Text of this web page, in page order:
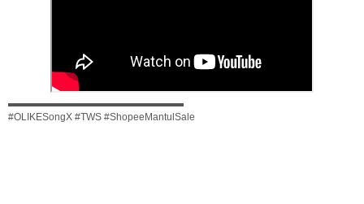
▬▬▬▬▬▬▬▬▬▬▬▬▬▬▬▬▬▬
#OLIKESongX #TWS #ShopeeMantulSale